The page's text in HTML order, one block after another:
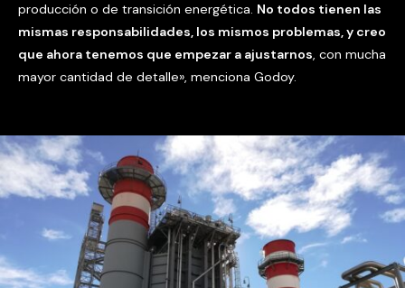
producción o de transición energética. No todos tienen las
mismas responsabilidades, los mismos problemas, y creo
que ahora tenemos que empezar a ajustarnos, con mucha
mayor cantidad de detalle», menciona Godoy.